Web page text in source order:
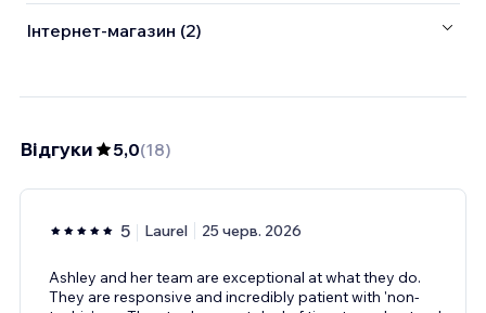
Інтернет-магазин (2)
Відгуки 5,0(18)
5 Laurel 25 черв. 2026
Ashley and her team are exceptional at what they do.
They are responsive and incredibly patient with 'non-